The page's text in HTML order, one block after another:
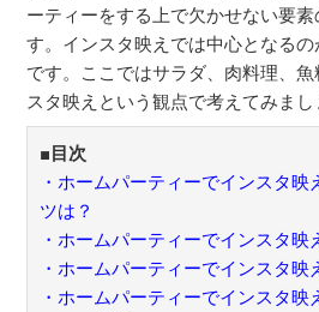
ーティーをする上で欠かせない要
す。インスタ映えでは中心となる
です。ここではサラダ、肉料理、
スタ映えという観点で考えてみまし
■目次
・ホームパーティーでインスタ映
ツは？
・ホームパーティーでインスタ映
・ホームパーティーでインスタ映
・ホームパーティーでインスタ映